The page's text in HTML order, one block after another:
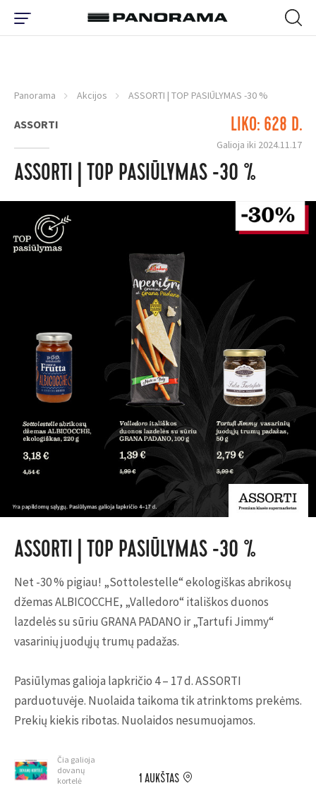
Panorama Akcijos ASSORTI | TOP PASIŪLYMAS -30 %
ASSORTI LIKO: 628 D.
Galioja iki 2024.11.17
ASSORTI | TOP PASIŪLYMAS -30 %
ASSORTI | TOP PASIŪLYMAS -30 %
Net -30 % pigiau! „Sottolestelle“ ekologiškas abrikosų
džemas ALBICOCCHE, „Valledoro“ itališkos duonos
lazdelės su sūriu GRANA PADANO ir „Tartufi Jimmy“
vasarinių juodųjų trumų padažas.
Pasiūlymas galioja lapkričio 4 – 17 d. ASSORTI
parduotuvėje. Nuolaida taikoma tik atrinktoms prekėms.
Prekių kiekis ribotas. Nuolaidos nesumuojamos.
Čia galioja
dovanų
kortelė
1 AUKŠTAS